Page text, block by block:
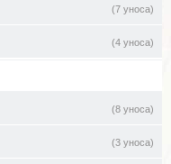
(7 уноса)
(4 уноса)
(8 уноса)
(3 уноса)